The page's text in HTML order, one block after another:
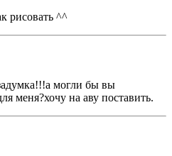
рисовать ^^
могли бы вы
меня?хочу на аву поставить.